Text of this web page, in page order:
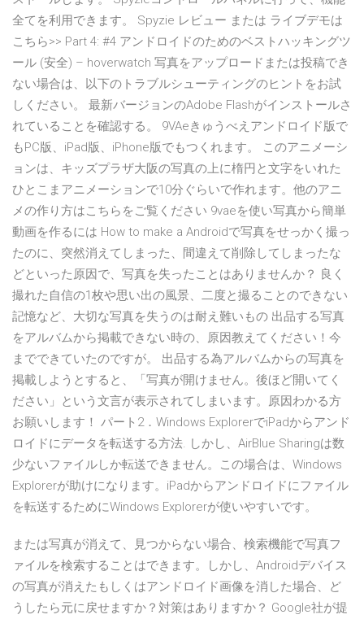
全てを利用できます。 Spyzie レビュー または ライブデモは
こちら>> Part 4: #4 アンドロイドのためのベストハッキングツ
ール (安全) – hoverwatch 写真をアップロードまたは投稿でき
ない場合は、以下のトラブルシューティングのヒントをお試
しください。 最新バージョンのAdobe Flashがインストールさ
れていることを確認する。 9VAeきゅうべえアンドロイド版で
もPC版、iPad版、iPhone版でもつくれます。 このアニメーシ
ョンは、キッズプラザ大阪の写真の上に楕円と文字をいれた
ひとこまアニメーションで10分ぐらいで作れます。他のアニ
メの作り方はこちらをご覧ください 9vaeを使い写真から簡単
動画を作るには How to make a Androidで写真をせっかく撮っ
たのに、突然消えてしまった、間違えて削除してしまったな
どといった原因で、写真を失ったことはありませんか？ 良く
撮れた自信の1枚や思い出の風景、二度と撮ることのできない
記憶など、大切な写真を失うのは耐え難いもの 出品する写真
をアルバムから掲載できない時の、原因教えてください！今
までできていたのですが。 出品する為アルバムからの写真を
掲載しようとすると、「写真が開けません。後ほど開いてく
ださい」という文言が表示されてしまいます。原因わかる方
お願いします！ パート2．Windows ExplorerでiPadからアンド
ロイドにデータを転送する方法. しかし、AirBlue Sharingは数
少ないファイルしか転送できません。この場合は、Windows
Explorerが助けになります。iPadからアンドロイドにファイル
を転送するためにWindows Explorerが使いやすいです。
または写真が消えて、見つからない場合、検索機能で写真フ
ァイルを検索することはできます。しかし、Androidデバイス
の写真が消えたもしくはアンドロイド画像を消した場合、ど
うしたら元に戻せますか？対策はありますか？ Google社が提